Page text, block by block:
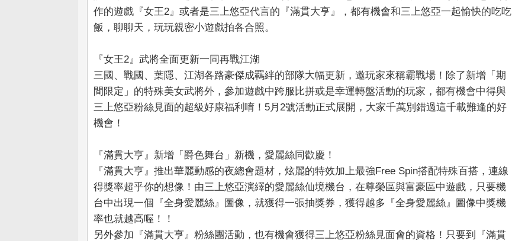
作的遊戲『女王2』或者是三上悠亞代言的『滿貫大亨』，都有機會和三上悠亞一起愉快的吃吃
飯，聊聊天，玩玩親密小遊戲拍各合照。
『女王2』武將全面更新一同再戰江湖
三國、戰國、葉隱、江湖各路豪傑成羈絆的部隊大幅更新，邀玩家來稱霸戰場！除了新增「期
間限定」的特殊美女武將外，參加遊戲中跨服比拼或是幸運轉盤活動的玩家，都有機會中得與
三上悠亞粉絲見面的超級好康福利唷！5月2號活動正式展開，大家千萬別錯過這千載難逢的好
機會！
『滿貫大亨』新增「爵色舞台」新機，愛麗絲同歡慶！
『滿貫大亨』推出華麗動感的夜總會題材，炫麗的特效加上最強Free Spin搭配特殊百搭，連線
得獎率超乎你的想像！由三上悠亞演繹的愛麗絲仙境機台，在尊榮區與富豪區中遊戲，只要機
台中出現一個『全身愛麗絲』圖像，就獲得一張抽獎券，獲得越多『全身愛麗絲』圖像中獎機
率也就越高喔！！
另外參加『滿貫大亨』粉絲團活動，也有機會獲得三上悠亞粉絲見面會的資格！只要到『滿貫